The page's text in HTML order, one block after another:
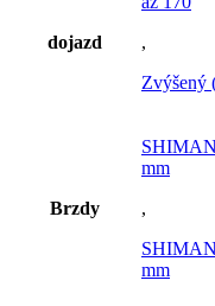
dojazd
,
Zvýšený
Brzdy
mm
,
mm